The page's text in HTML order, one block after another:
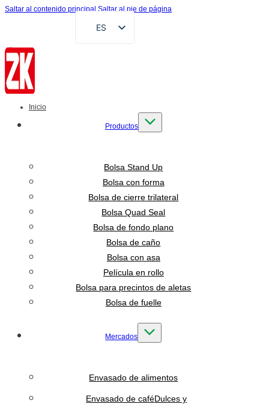
Saltar al contenido principal Saltar al pie de página
ES
EN
AR
ID
Inicio
Productos
Bolsa Stand Up
Bolsa con forma
Bolsa de cierre trilateral
Bolsa Quad Seal
Bolsa de fondo plano
Bolsa de caño
Bolsa con asa
Película en rollo
Bolsa para precintos de aletas
Bolsa de fuelle
Mercados
Envasado de alimentos
Envasado de caféDulces y